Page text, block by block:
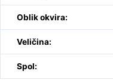
Oblik okvira:
Veličina:
Spol: